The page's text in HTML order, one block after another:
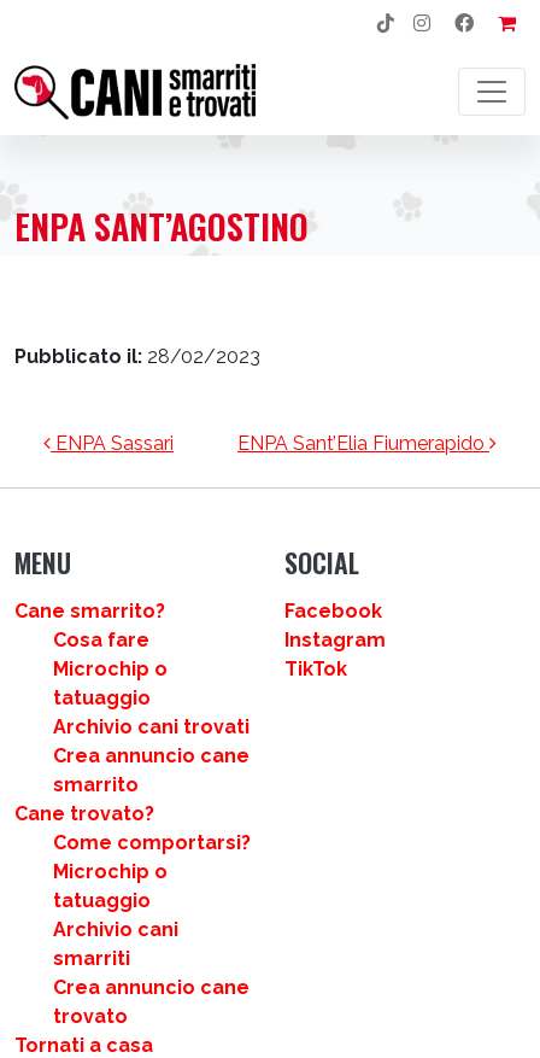
NAVIGAZIONE PRINCIPALE
ENPA SANT’AGOSTINO
Pubblicato il: 28/02/2023
NAVIGAZIONE ARTICOLI
ENPA Sassari ENPA Sant’Elia Fiumerapido
MENU
Cane smarrito?
Cosa fare
Microchip o
tatuaggio
Archivio cani trovati
Crea annuncio cane
smarrito
Cane trovato?
Come comportarsi?
Microchip o
tatuaggio
Archivio cani
smarriti
Crea annuncio cane
trovato
Tornati a casa
SOCIAL
Facebook
Instagram
TikTok